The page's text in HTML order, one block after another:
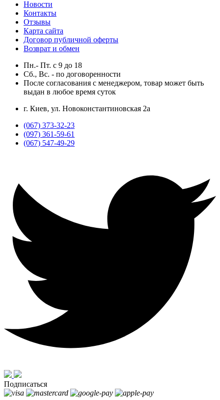
Новости
Контакты
Отзывы
Карта сайта
Договор публичной оферты
Возврат и обмен
Пн.- Пт. с 9 до 18
Сб., Вс. - по договоренности
После согласования с менеджером, товар может быть
выдан в любое время суток
г. Киев, ул. Новоконстантиновская 2а
(067) 373-32-23
(097) 361-59-61
(067) 547-49-29
Подписаться